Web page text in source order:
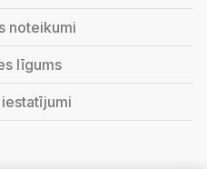
noteikumi
līgums